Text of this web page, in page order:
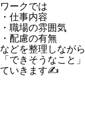
ワークでは
・仕事内容
・職場の雰囲気
・配慮の有無
などを整理しながら
「できそうなこと
ていきます✍️